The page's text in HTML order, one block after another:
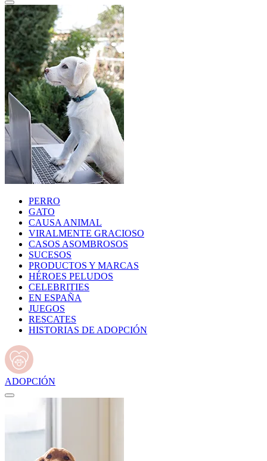
PERRO
GATO
CAUSA ANIMAL
VIRALMENTE GRACIOSO
CASOS ASOMBROSOS
SUCESOS
PRODUCTOS Y MARCAS
HÉROES PELUDOS
CELEBRITIES
EN ESPAÑA
JUEGOS
RESCATES
HISTORIAS DE ADOPCIÓN
ADOPCIÓN